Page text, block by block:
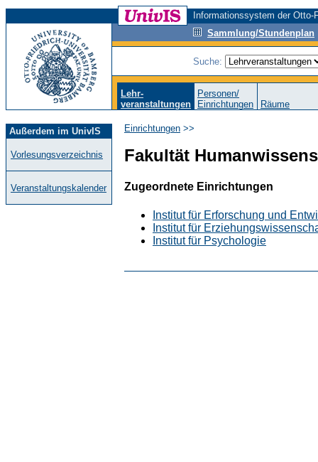
Informationssystem der
Sammlung/Stundenplan
Suche:
Lehr-
veranstaltungen
Personen/
Einrichtungen
Räume
Außerdem im UnivIS
Vorlesungsverzeichnis
Veranstaltungskalender
Einrichtungen >>
Fakultät
Zugeordnete Einrichtungen
Institut für Erforschung und
Institut für
Institut für Psychologie